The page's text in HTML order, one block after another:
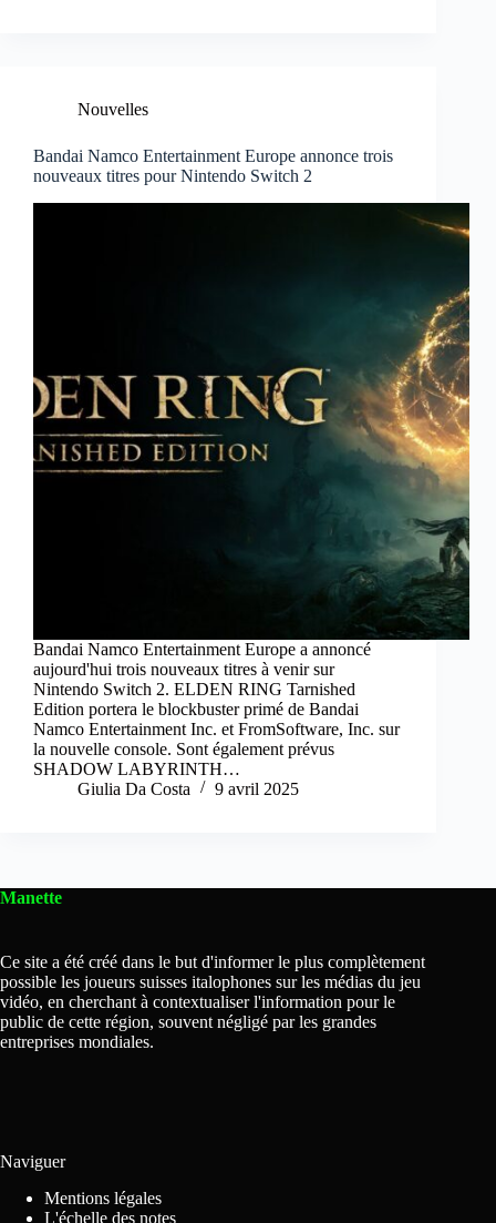
Nouvelles
Bandai Namco Entertainment Europe annonce trois
nouveaux titres pour Nintendo Switch 2
Bandai Namco Entertainment Europe a annoncé
aujourd'hui trois nouveaux titres à venir sur
Nintendo Switch 2. ELDEN RING Tarnished
Edition portera le blockbuster primé de Bandai
Namco Entertainment Inc. et FromSoftware, Inc. sur
la nouvelle console. Sont également prévus
SHADOW LABYRINTH…
Giulia Da Costa
9 avril 2025
Manette
Ce site a été créé dans le but d'informer le plus complètement
possible les joueurs suisses italophones sur les médias du jeu
vidéo, en cherchant à contextualiser l'information pour le
public de cette région, souvent négligé par les grandes
entreprises mondiales.
Naviguer
Mentions légales
L'échelle des notes